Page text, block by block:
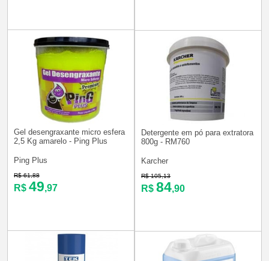
Gel desengraxante micro esfera
2,5 Kg amarelo - Ping Plus
Ping Plus
R$ 61,88
R$ 49,97
Detergente em pó para extratora
800g - RM760
Karcher
R$ 105,13
R$ 84,90